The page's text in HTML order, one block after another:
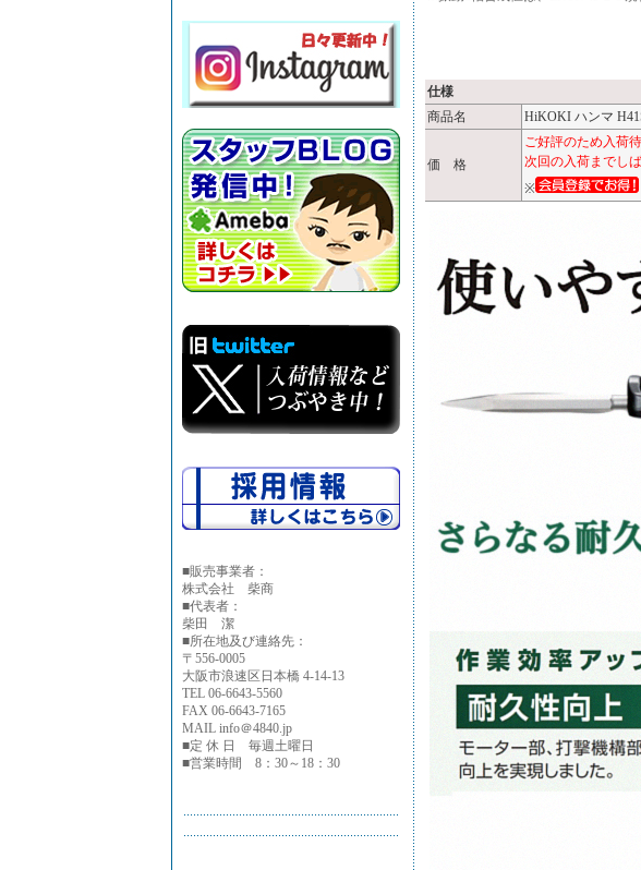
■販売事業者：
株式会社 柴商
■代表者：
柴田 潔
■所在地及び連絡先：
〒556-0005
大阪市浪速区日本橋 4-14-13
TEL 06-6643-5560
FAX 06-6643-7165
MAIL info＠4840.jp
■定 休 日 毎週土曜日
■営業時間 8：30～18：30
仕様
商品名
HiKOKI ハンマ
価 格
ご好評のため入荷
次回の入荷までし
※